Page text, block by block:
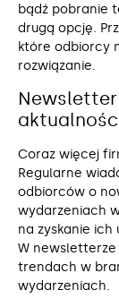
bądź pobranie
drugą opcję.
które odbiorcy
rozwiązanie.
Coraz więcej
Regularne
odbiorców o
wydarzeniach
na zyskanie ich
W
trendach w
wydarzeniach.